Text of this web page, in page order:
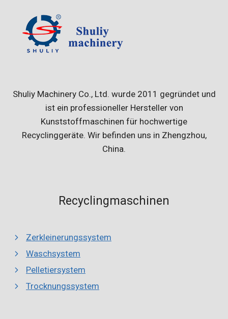
Shuliy Machinery Co., Ltd. wurde 2011 gegründet und
ist ein professioneller Hersteller von
Kunststoffmaschinen für hochwertige
Recyclinggeräte. Wir befinden uns in Zhengzhou,
China.
Recyclingmaschinen
Zerkleinerungssystem
Waschsystem
Pelletiersystem
Trocknungssystem